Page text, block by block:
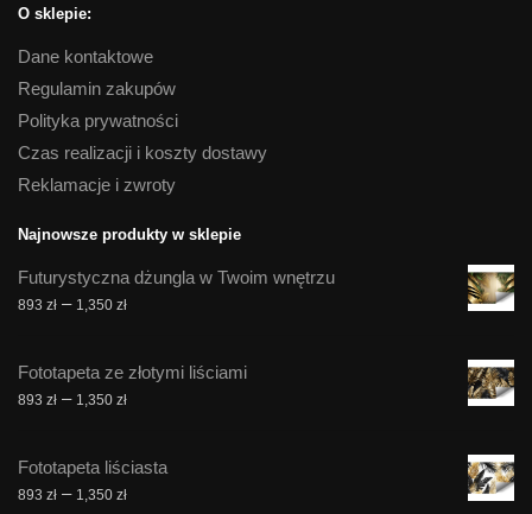
O sklepie:
Dane kontaktowe
Regulamin zakupów
Polityka prywatności
Czas realizacji i koszty dostawy
Reklamacje i zwroty
Najnowsze produkty w sklepie
Futurystyczna dżungla w Twoim wnętrzu
893 zł – 1,350 złZakres
893 zł
do
Fototapeta ze złotymi liściami
893 zł – 1,350 złZakres
893 zł
do
Fototapeta liściasta
893 zł – 1,350 złZakres